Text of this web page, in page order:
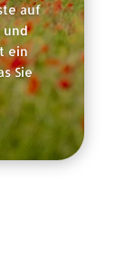
auf
und
ein
Sie